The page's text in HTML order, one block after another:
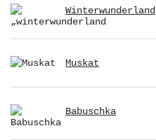
Winterwunderland
Muskat
Babuschka